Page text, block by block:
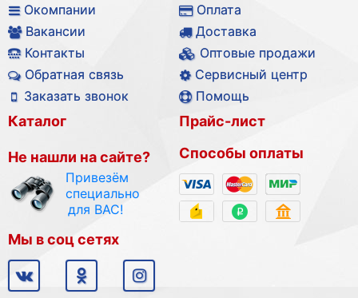
Окомпании
Вакансии
Контакты
Обратная связь
Заказать звонок
Оплата
Доставка
Оптовые продажи
Сервисный центр
Помощь
Каталог
Не нашли на сайте?
Привезём
специально
для ВАС!
Прайс-лист
Способы оплаты
Мы в соц сетях